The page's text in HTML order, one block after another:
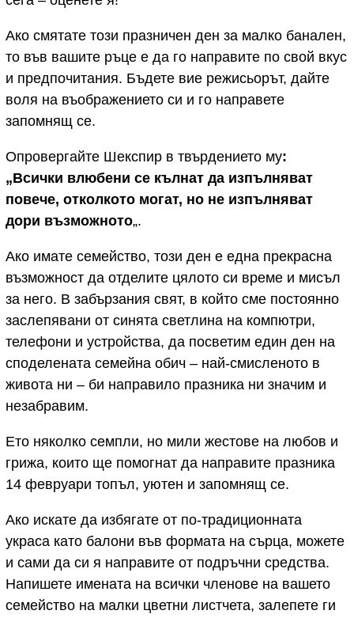
Ако смятате този празничен ден за малко банален,
то във вашите ръце е да го направите по свой вкус
и предпочитания. Бъдете вие режисьорът, дайте
воля на въображението си и го направете
запомнящ се.
Опровергайте Шекспир в твърдението му:
„Всички влюбени се кълнат да изпълняват
повече, отколкото могат, но не изпълняват
дори възможното„.
Ако имате семейство, този ден е една прекрасна
възможност да отделите цялото си време и мисъл
за него. В забързания свят, в който сме постоянно
заслепявани от синята светлина на компютри,
телефони и устройства, да посветим един ден на
споделената семейна обич – най-смисленото в
живота ни – би направило празника ни значим и
незабравим.
Ето няколко семпли, но мили жестове на любов и
грижа, които ще помогнат да направите празника
14 февруари топъл, уютен и запомнящ се.
Ако искате да избягате от по-традиционната
украса като балони във формата на сърца, можете
и сами да си я направите от подръчни средства.
Напишете имената на всички членове на вашето
семейство на малки цветни листчета, залепете ги